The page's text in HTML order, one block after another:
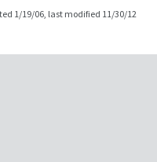
1/19/06, last modified 11/30/12